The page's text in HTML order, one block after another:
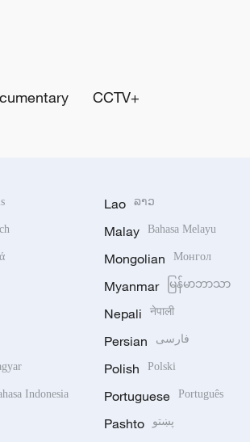
CCTV+
Indonesia
Lao ລາວ
Malay Bahasa Melayu
Mongolian Монгол
Myanmar မြန်မာဘာသာ
Nepali नेपाली
Persian فارسی
Polish Polski
Portuguese Português
Pashto پښتو